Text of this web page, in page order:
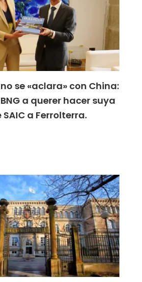
se «aclara» con China:
a querer hacer suya
a Ferrolterra.